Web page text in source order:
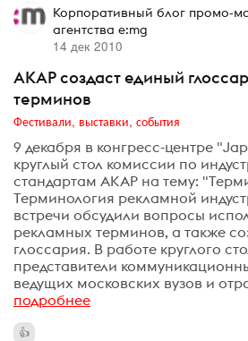
Корпоративный блог промо-
агентства e:mg
14 дек 2010
АКАР создаст единый
терминов
Фестивали, выставки, события
9 декабря в конгресс-центре
круглый стол комиссии по
стандартам АКАР на тему:
Терминология рекламной
встречи обсудили вопросы
рекламных терминов, а также
глоссария. В работе круглого
представители
ведущих московских вузов и
подробнее